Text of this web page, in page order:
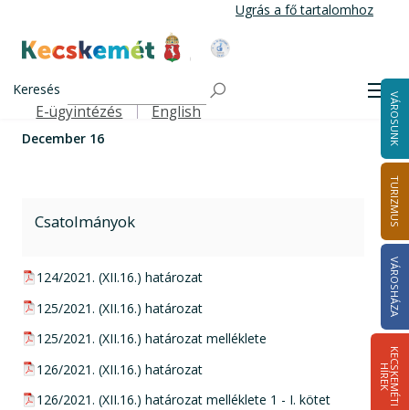
tartalomra
Ugrás a fő tartalomhoz
Kecskemét Város Honlapja
Keresés
Felső navigáció
E-ügyintézés English VÁROSUNK
TURIZMUS
VÁROSHÁZA
K
E
C
S
K
E
M
É
T
I
HÍ
R
E
K
Önkormányzat
Közgyűlési határozatok
December 16
December 16
Csatolmányok
pdf csatolmány:
124/2021. (XII.16.) határozat
pdf csatolmány:
125/2021. (XII.16.) határozat
pdf csatolmány:
125/2021. (XII.16.) határozat melléklete
pdf csatolmány:
126/2021. (XII.16.) határozat
pdf csatolmány:
126/2021. (XII.16.) határozat melléklete 1 - I. kötet